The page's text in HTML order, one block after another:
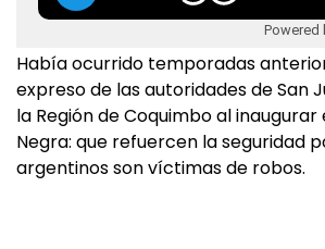
Powered
Había ocurrido temporadas
expreso de las autoridades de San
la Región de Coquimbo al inaugurar
Negra: que refuercen la seguridad
argentinos son víctimas de robos.